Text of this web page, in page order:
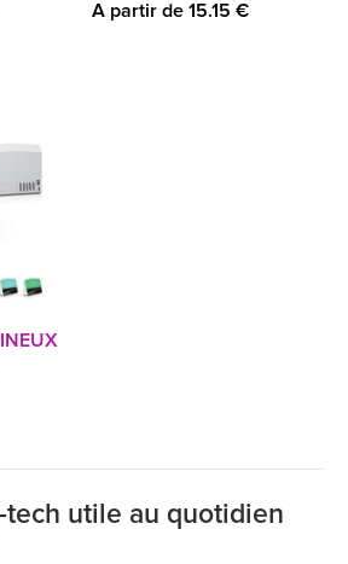
A partir de 15.15 €
utile au quotidien